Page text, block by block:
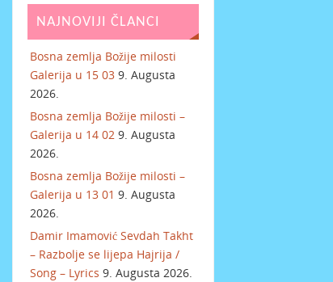
NAJNOVIJI ČLANCI
Bosna zemlja Božije milosti
Galerija u 15 03 9. Augusta
2026.
Bosna zemlja Božije milosti –
Galerija u 14 02 9. Augusta
2026.
Bosna zemlja Božije milosti –
Galerija u 13 01 9. Augusta
2026.
Damir Imamović Sevdah Takht
– Razbolje se lijepa Hajrija /
Song – Lyrics 9. Augusta 2026.